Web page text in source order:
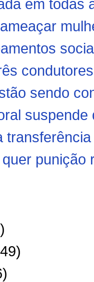
em todas
sendo
punição